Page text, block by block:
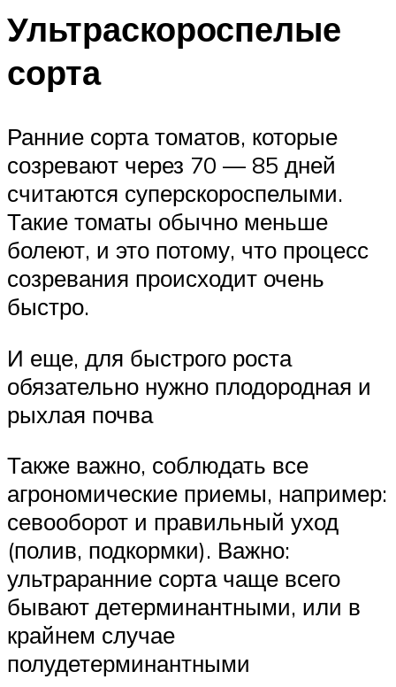
Ультраскороспелые
сорта
Ранние сорта томатов, которые
созревают через 70 — 85 дней
считаются суперскороспелыми.
Такие томаты обычно меньше
болеют, и это потому, что процесс
созревания происходит очень
быстро.
И еще, для быстрого роста
обязательно нужно плодородная и
рыхлая почва
Также важно, соблюдать все
агрономические приемы, например:
севооборот и правильный уход
(полив, подкормки). Важно:
ультраранние сорта чаще всего
бывают детерминантными, или в
крайнем случае
полудетерминантными